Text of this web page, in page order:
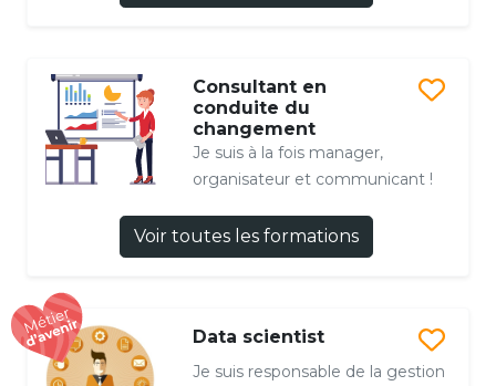
Consultant en
conduite du
changement
Je suis à la fois manager,
organisateur et communicant !
Voir toutes les formations
Data scientist
Je suis responsable de la gestion